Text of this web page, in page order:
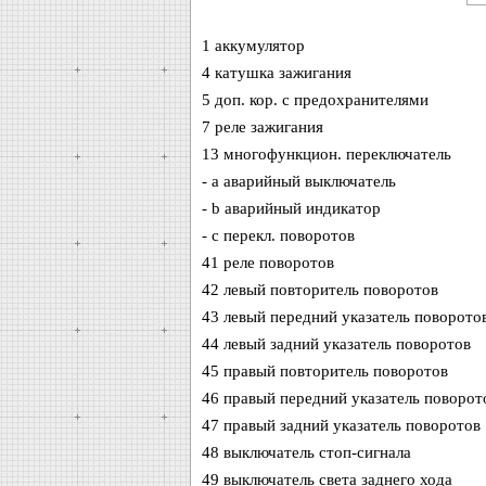
1 аккумулятор
4 катушка зажигания
5 доп. кор. с предохранителями
7 реле зажигания
13 многофункцион. переключатель
- a аварийный выключатель
- b аварийный индикатор
- с перекл. поворотов
41 реле поворотов
42 левый повторитель поворотов
43 левый передний указатель
44 левый задний указатель поворотов
45 правый повторитель поворотов
46 правый передний указатель
47 правый задний указатель поворотов
48 выключатель стоп-сигнала
49 выключатель света заднего хода